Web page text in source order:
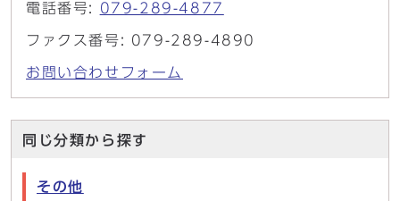
電話番号: 079-289-4877
ファクス番号: 079-289-4890
お問い合わせフォーム
同じ分類から探す
その他